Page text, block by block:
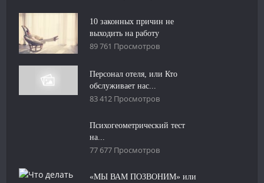
10 законных причин не
выходить на работу
89 761 Просмотров
Персонал отеля, или Кто
обслуживает нас...
83 412 Просмотров
Психогеометрический тест
на...
77 677 Просмотров
«МЫ ВАМ ПОЗВОНИМ» или